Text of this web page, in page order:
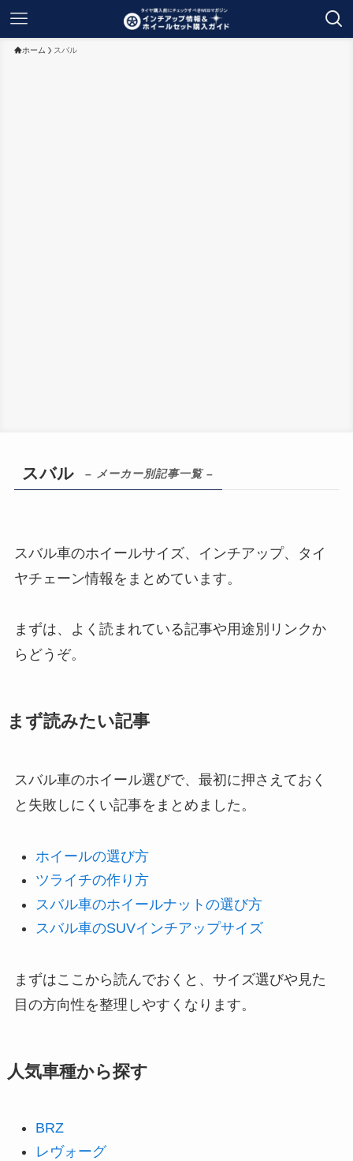
ホーム スバル
スバル – メーカー別記事一覧 –
スバル車のホイールサイズ、インチアップ、タイ
ヤチェーン情報をまとめています。
まずは、よく読まれている記事や用途別リンクか
らどうぞ。
まず読みたい記事
スバル車のホイール選びで、最初に押さえておく
と失敗しにくい記事をまとめました。
ホイールの選び方
ツライチの作り方
スバル車のホイールナットの選び方
スバル車のSUVインチアップサイズ
まずはここから読んでおくと、サイズ選びや見た
目の方向性を整理しやすくなります。
人気車種から探す
BRZ
レヴォーグ